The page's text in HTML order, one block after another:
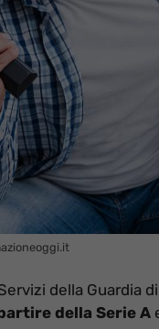
della Guardia
della Serie A